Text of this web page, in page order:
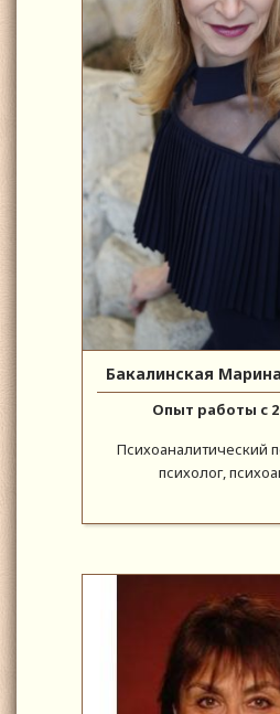
Бакалинская
Опыт работы с
Психоаналитический
психолог,